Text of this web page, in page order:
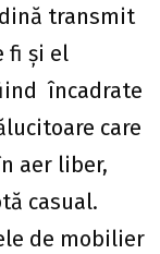
transmit
fi şi el
încadrate
care
aer liber,
casual.
de mobilier